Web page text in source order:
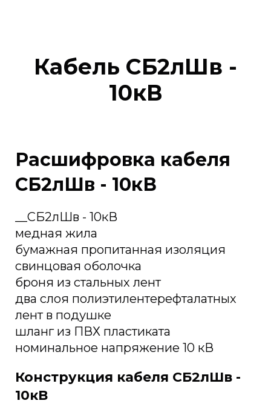
Кабель СБ2лШв -
10кВ
Расшифровка кабеля
СБ2лШв - 10кВ
__СБ2лШв - 10кВ
медная жила
бумажная пропитанная изоляция
свинцовая оболочка
броня из стальных лент
два слоя полиэтилентерефталатных
лент в подушке
шланг из ПВХ пластиката
номинальное напряжение 10 кВ
Конструкция кабеля СБ2лШв -
10кВ